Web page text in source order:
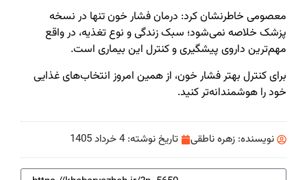
معصومی خاطرنشان کرد: درمان فشار خون تنها در نسخه
پزشک خلاصه نمی‌شود؛ سبک زندگی و نوع تغذیه، در واقع
مهم‌ترین داروی پیشگیری و کنترل این بیماری است.
برای کنترل بهتر فشار خون، از همین امروز انتخاب‌های غذایی
خود را هوشمندانه‌تر کنید.
نویسنده: زهره ناطقی تاریخ نوشته: 4 خرداد 1405